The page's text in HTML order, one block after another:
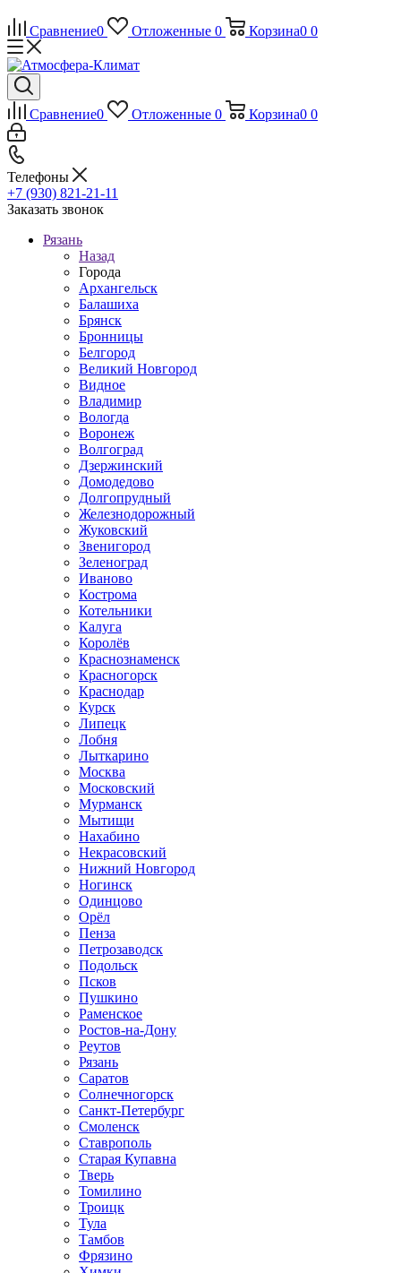
Сравнение0 Отложенные 0 Корзина0 0
Сравнение0 Отложенные 0 Корзина0 0
Телефоны
+7 (930) 821-21-11
Заказать звонок
Рязань
Назад
Города
Архангельск
Балашиха
Брянск
Бронницы
Белгород
Великий Новгород
Видное
Владимир
Вологда
Воронеж
Волгоград
Дзержинский
Домодедово
Долгопрудный
Железнодорожный
Жуковский
Звенигород
Зеленоград
Иваново
Кострома
Котельники
Калуга
Королёв
Краснознаменск
Красногорск
Краснодар
Курск
Липецк
Лобня
Лыткарино
Москва
Московский
Мурманск
Мытищи
Нахабино
Некрасовский
Нижний Новгород
Ногинск
Одинцово
Орёл
Пенза
Петрозаводск
Подольск
Псков
Пушкино
Раменское
Ростов-на-Дону
Реутов
Рязань
Саратов
Солнечногорск
Санкт-Петербург
Смоленск
Ставрополь
Старая Купавна
Тверь
Томилино
Троицк
Тула
Тамбов
Фрязино